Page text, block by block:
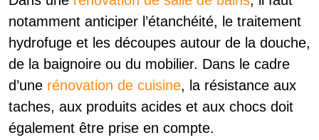
notamment anticiper l’étanchéité, le traitement
hydrofuge et les découpes autour de la douche,
de la baignoire ou du mobilier. Dans le cadre
d’une rénovation de cuisine, la résistance aux
taches, aux produits acides et aux chocs doit
également être prise en compte.